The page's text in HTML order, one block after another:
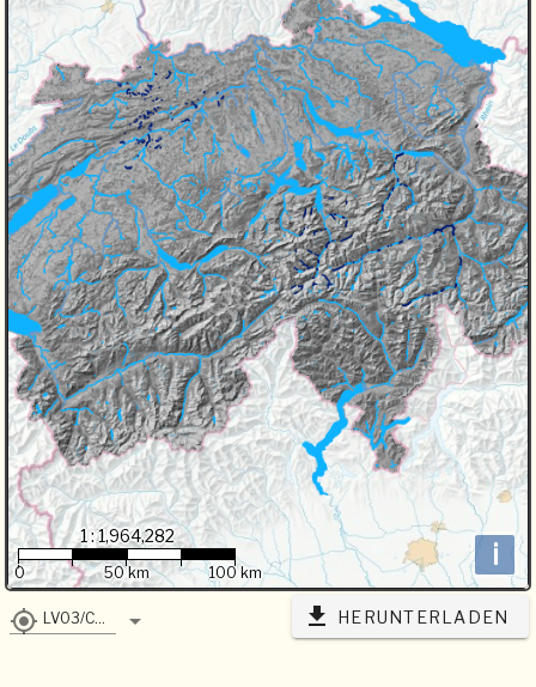
i
1 : 1,964,282
0 50 km 100 km
LV03/CH1903 HERUNTERLADEN